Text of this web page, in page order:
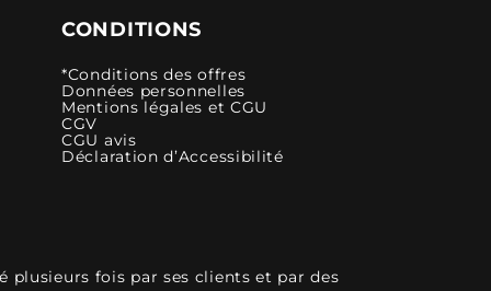
CONDITIONS
*Conditions des offres
Données personnelles
Mentions légales et CGU
CGV
CGU avis
Déclaration d’Accessibilité
plusieurs fois par ses clients et par des